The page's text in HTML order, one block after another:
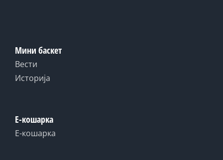
Мини баскет
Вести
Историја
Е-кошарка
Е-кошарка